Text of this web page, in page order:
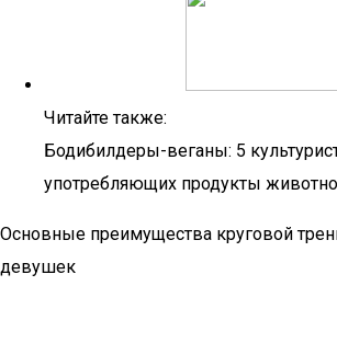
Читайте также:
Бодибилдеры-веганы: 5
употребляющих продукты
Основные преимущества круговой
девушек